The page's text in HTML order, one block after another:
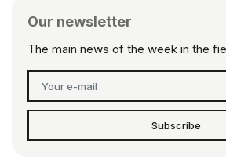
Our newsletter
The main news of the week in the
Subscribe